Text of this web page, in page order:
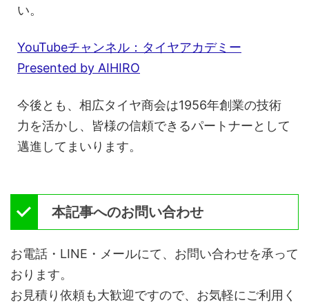
い。
YouTubeチャンネル：タイヤアカデミー
Presented by AIHIRO
今後とも、相広タイヤ商会は1956年創業の技術
力を活かし、皆様の信頼できるパートナーとして
邁進してまいります。
本記事へのお問い合わせ
お電話・LINE・メールにて、お問い合わせを承って
おります。
お見積り依頼も大歓迎ですので、お気軽にご利用く